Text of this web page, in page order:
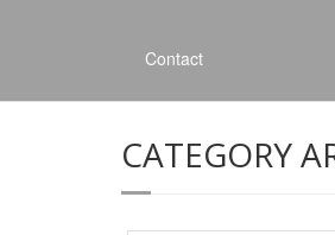
Contact
CATEGORY